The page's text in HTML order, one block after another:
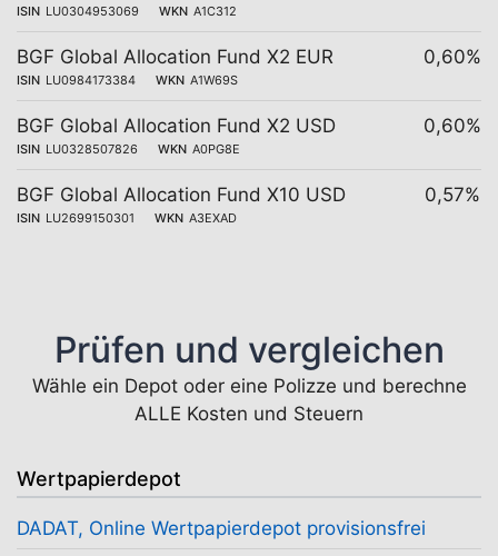
ISIN LU0304953069 WKN A1C312
BGF Global Allocation Fund X2 EUR
ISIN LU0984173384 WKN A1W69S
0,60%
BGF Global Allocation Fund X2 USD
ISIN LU0328507826 WKN A0PG8E
0,60%
BGF Global Allocation Fund X10 USD
ISIN LU2699150301 WKN A3EXAD
0,57%
Prüfen und vergleichen
Wähle ein Depot oder eine Polizze und berechne
ALLE Kosten und Steuern
Wertpapierdepot
DADAT, Online Wertpapierdepot provisionsfrei